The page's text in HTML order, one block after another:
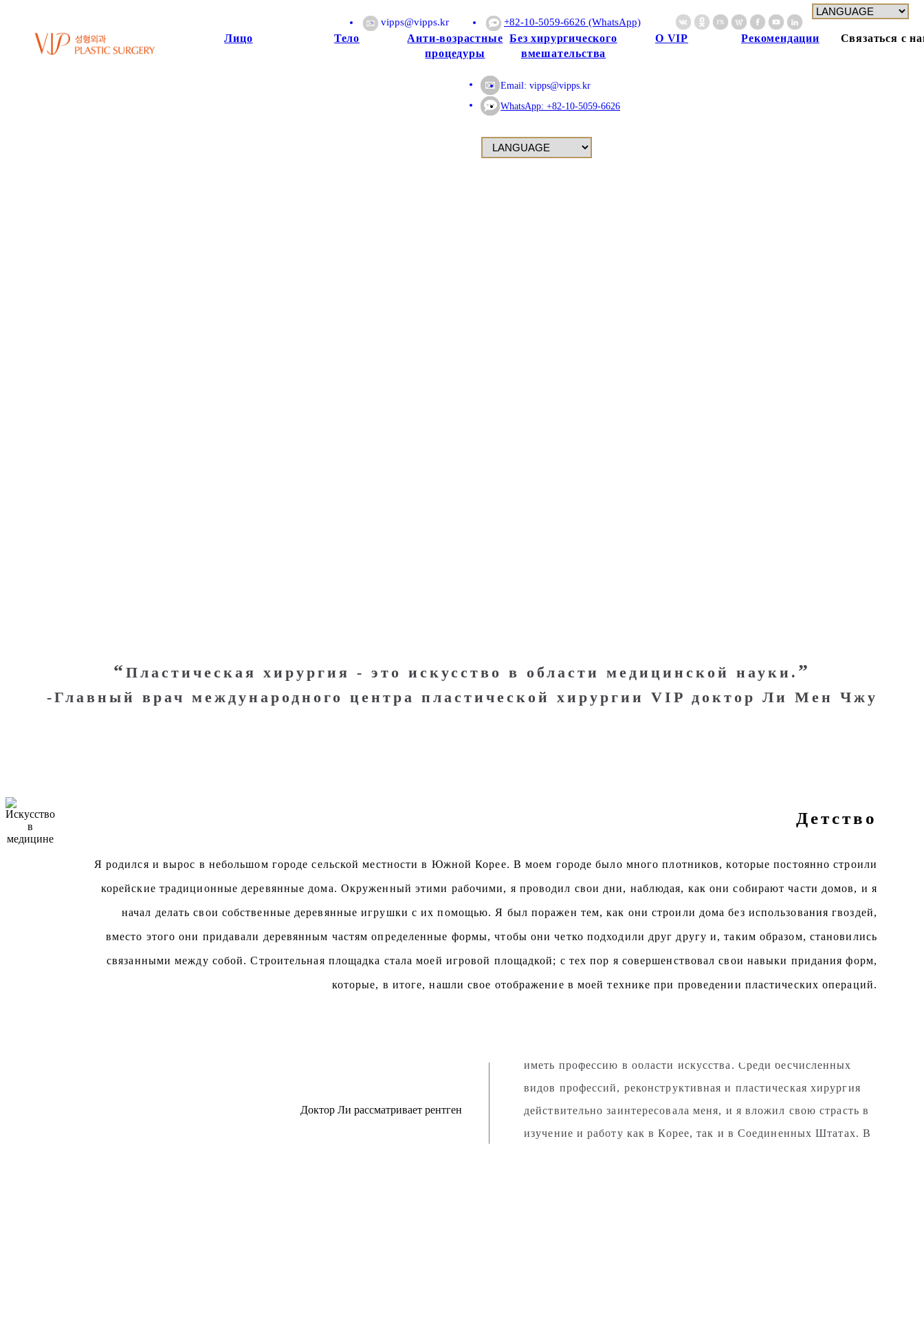
vipps@vipps.kr +82-10-5059-6626 (WhatsApp)
Лицо Тело
Анти-возрастные
процедуры
Без хирургического
вмешательства
О VIP Рекомендации Связаться с
Email: vipps@vipps.kr
WhatsApp: +82-10-5059-6626
Философия
“ Пластическая хирургия - это искусство в области медицинской науки. ”
-Главный врач международного центра пластической хирургии VIP доктор Ли Мен Чжу
Детство
Я родился и вырос в небольшом городе сельской местности в Южной Корее. В моем городе было много плотников, которые постоянно строили
корейские традиционные деревянные дома. Окруженный этими рабочими, я проводил свои дни, наблюдая, как они собирают части домов, и я
начал делать свои собственные деревянные игрушки с их помощью. Я был поражен тем, как они строили дома без использования гвоздей,
вместо этого они придавали деревянным частям определенные формы, чтобы они четко подходили друг другу и, таким образом, становились
связанными между собой. Строительная площадка стала моей игровой площадкой; с тех пор я совершенствовал свои навыки придания форм,
которые, в итоге, нашли свое отображение в моей технике при проведении пластических операций.
иметь профессию в области искусства. Среди бесчисленных
видов профессий, реконструктивная и пластическая хирургия
действительно заинтересовала меня, и я вложил свою страсть в
изучение и работу как в Корее, так и в Соединенных Штатах. В